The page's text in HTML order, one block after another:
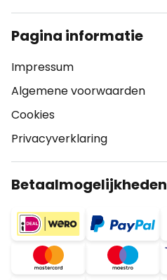
Pagina informatie
Impressum
Algemene voorwaarden
Cookies
Privacyverklaring
Betaalmogelijkheden